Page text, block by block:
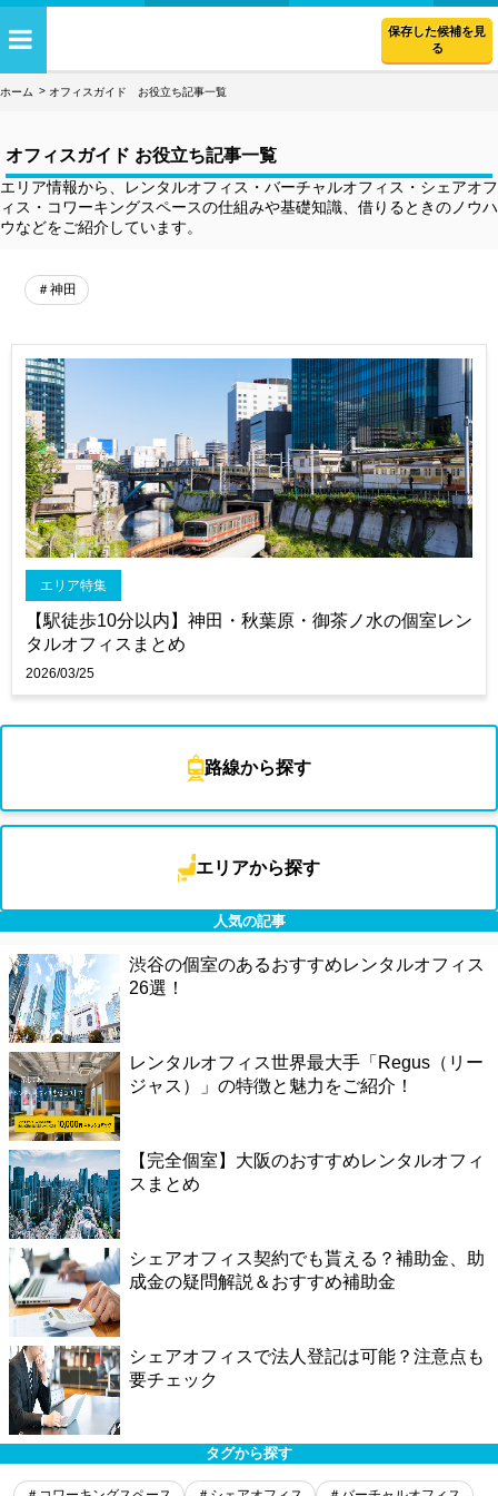
保存した候補を見
る
ホーム オフィスガイド お役立ち記事一覧
オフィスガイド お役立ち記事一覧
エリア情報から、レンタルオフィス・バーチャルオフィス・シェアオフ
ィス・コワーキングスペースの仕組みや基礎知識、借りるときのノウハ
ウなどをご紹介しています。
＃神田
【駅徒歩10分以内】神田・秋葉原・御茶ノ水の個室レン
タルオフィスまとめ
エリア特集
2026/03/25
路線から探す
エリアから探す
人気の記事
渋谷の個室のあるおすすめレンタルオフィス
26選！
レンタルオフィス世界最大手「Regus（リー
ジャス）」の特徴と魅力をご紹介！
【完全個室】大阪のおすすめレンタルオフィ
スまとめ
シェアオフィス契約でも貰える？補助金、助
成金の疑問解説＆おすすめ補助金
シェアオフィスで法人登記は可能？注意点も
要チェック
タグから探す